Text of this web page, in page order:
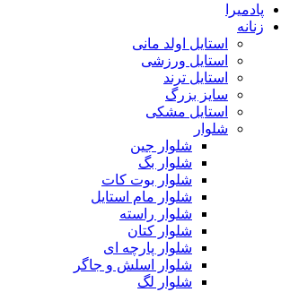
پادمیرا
زنانه
استایل اولد مانی
استایل ورزشی
استایل ترند
سایز بزرگ
استایل مشکی
شلوار
شلوار جین
شلوار بگ
شلوار بوت کات
شلوار مام استایل
شلوار راسته
شلوار کتان
شلوار پارچه ای
شلوار اسلش و جاگر
شلوار لگ